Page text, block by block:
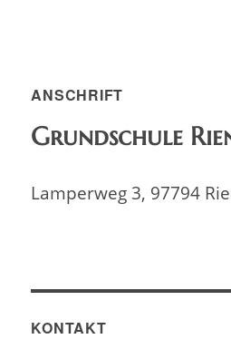
ANSCHRIFT
Grundschule
Lamperweg 3, 97794
KONTAKT